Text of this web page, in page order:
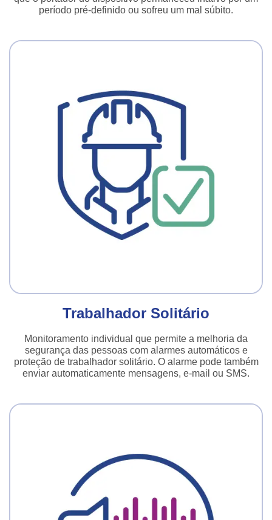
período pré-definido ou sofreu um mal súbito.
Trabalhador Solitário
Monitoramento individual que permite a melhoria da
segurança das pessoas com alarmes automáticos e
proteção de trabalhador solitário. O alarme pode também
enviar automaticamente mensagens, e-mail ou SMS.